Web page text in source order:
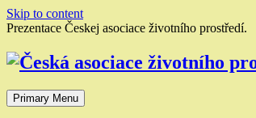
Skip to content
Prezentace Českej asociace životního prostředí.
Primary Menu